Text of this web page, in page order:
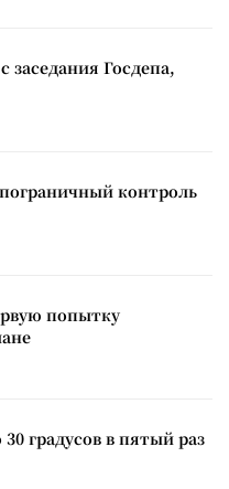
Госдепа,
контроль
попытку
градусов в пятый раз